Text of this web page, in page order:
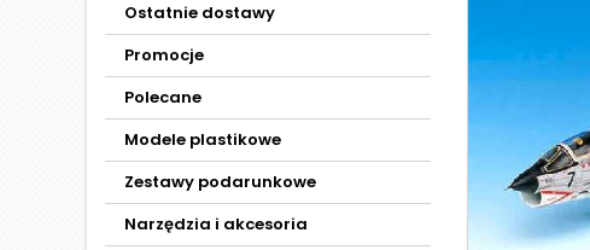
Ostatnie dostawy
Promocje
Polecane
Modele plastikowe
Zestawy podarunkowe
Narzędzia i akcesoria